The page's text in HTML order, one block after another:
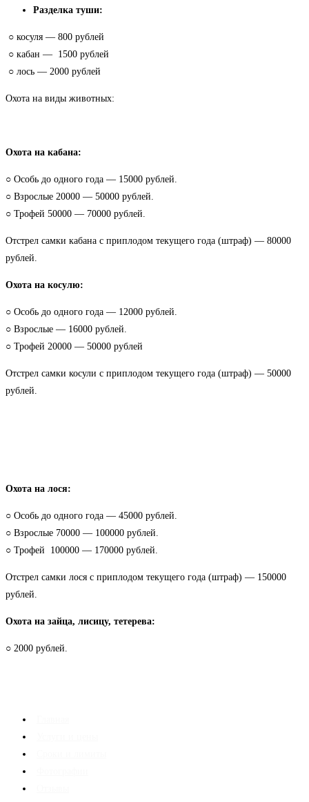
Разделка туши:
○ косуля — 800 рублей
○ кабан — 1500 рублей
○ лось — 2000 рублей
Охота на виды животных:
Охота на кабана:
○ Особь до одного года — 15000 рублей.
○ Взрослые 20000 — 50000 рублей.
○ Трофей 50000 — 70000 рублей.
Отстрел самки кабана с приплодом текущего года (штраф) — 80000
рублей.
Охота на косулю:
○ Особь до одного года — 12000 рублей.
○ Взрослые — 16000 рублей.
○ Трофей 20000 — 50000 рублей
Отстрел самки косули с приплодом текущего года (штраф) — 50000
рублей.
Охота на лося:
○ Особь до одного года — 45000 рублей.
○ Взрослые 70000 — 100000 рублей.
○ Трофей 100000 — 170000 рублей.
Отстрел самки лося с приплодом текущего года (штраф) — 150000
рублей.
Охота на зайца, лисицу, тетерева:
○ 2000 рублей.